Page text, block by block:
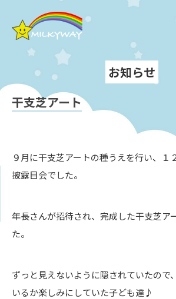
お知らせ
干支芝アート
９月に干支芝アートの種うえを行い、１
披露目会でした。
年長さんが招待され、完成した干支芝ア
た。
ずっと見えないように隠されていたので
いるか楽しみにしていた子ども達♪